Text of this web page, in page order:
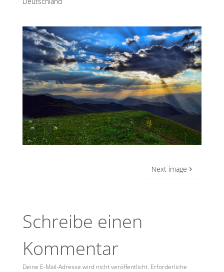
Next image
Schreibe einen
Kommentar
Deine E-Mail-Adresse wird nicht veröffentlicht. Erforderliche